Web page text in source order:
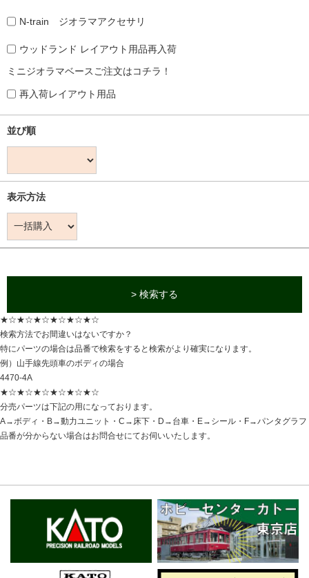
N-train ジオラマアクセサリ
ウッドランド レイアウト用品再入荷
ミニジオラマベースご注文はコチラ！
再入荷レイアウト用品
並び順
表示方法
> 検索する
★☆★☆★☆★☆★☆★☆
検索方法でお間違いはないですか？
特にパーツの場合は品番で検索をすると検索がより確実になります。
例）山手線先頭車のボディの場合
4470-4A
★☆★☆★☆★☆★☆★☆
分売パーツは下記の用になっております。
A→ボディ・B→動力ユニット・C→床下・D→台車・E→シール・F→パンタグラフ
品番が分からない場合はお問合せにてお伺いいたします。